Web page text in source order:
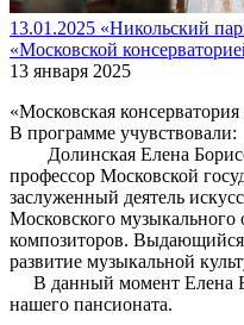
13.01.2025 «Никольский
«Московской
13 января 2025
«Московская
В программе учувствовали:
Долинская Елена
профессор Московской
заслуженный деятель
Московского
композиторов.
развитие музыкальной
В данный момент Елена
нашего пансионата.